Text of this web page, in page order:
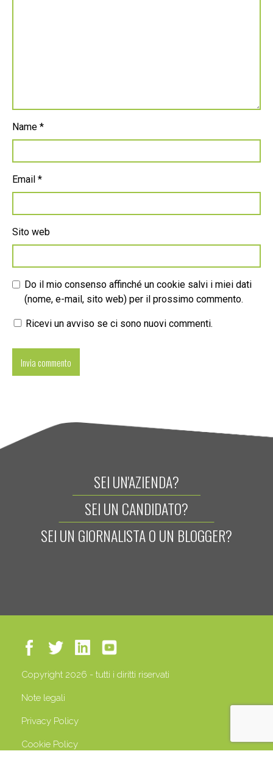
Name *
Email *
Sito web
Do il mio consenso affinché un cookie salvi i miei dati
(nome, e-mail, sito web) per il prossimo commento.
Ricevi un avviso se ci sono nuovi commenti.
SEI UN'AZIENDA?
SEI UN CANDIDATO?
SEI UN GIORNALISTA O UN BLOGGER?
Copyright 2026 - tutti i diritti riservati
Note legali
Privacy Policy
Cookie Policy